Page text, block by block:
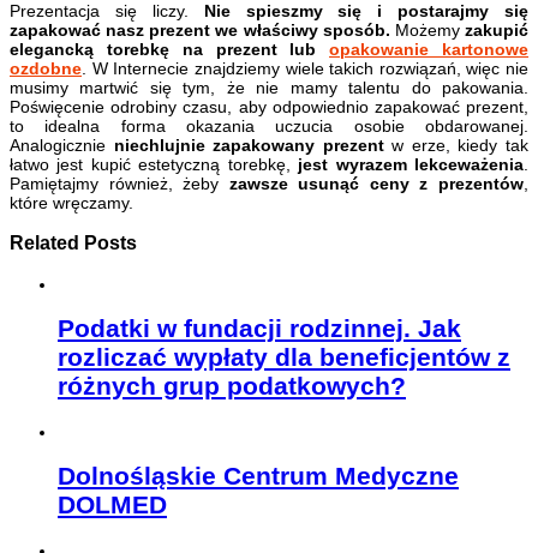
Prezentacja się liczy. Nie spieszmy się i postarajmy się
zapakować nasz prezent we właściwy sposób. Możemyzakupić
elegancką torebkę na prezent lubopakowanie kartonowe
ozdobne . W Internecie znajdziemy wiele takich rozwiązań, więc nie
musimy martwić się tym, że nie mamy talentu do pakowania.
Poświęcenie odrobiny czasu, aby odpowiednio zapakować prezent,
to idealna forma okazania uczucia osobie obdarowanej.
Analogicznie niechlujnie zapakowany prezentw erze, kiedy tak
łatwo jest kupić estetyczną torebkę, jest wyrazem lekceważenia
Pamiętajmy również, żeby zawsze usunąć ceny z prezentów
które wręczamy.
Related Posts
Podatki w fundacji rodzinnej. Jak
rozliczać wypłaty dla beneficjentów z
różnych grup podatkowych?
Dolnośląskie Centrum Medyczne
DOLMED